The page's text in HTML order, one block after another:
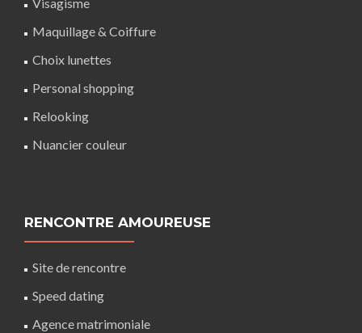
Visagisme
Maquillage& Coiffure
Choix lunettes
Personal shopping
Relooking
Nuancier couleur
RENCONTRE AMOUREUSE
Site de rencontre
Speed dating
Agence matrimoniale